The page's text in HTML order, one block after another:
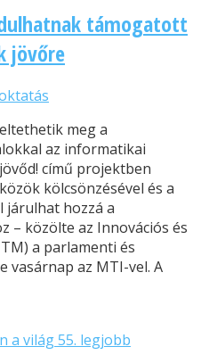
támogatott
jövőre
meg a
az informatikai
című projektben
kölcsönzésével és a
járulhat hozzá a
– közölte az Innovációs és
a parlamenti és
vasárnap az MTI-vel. A